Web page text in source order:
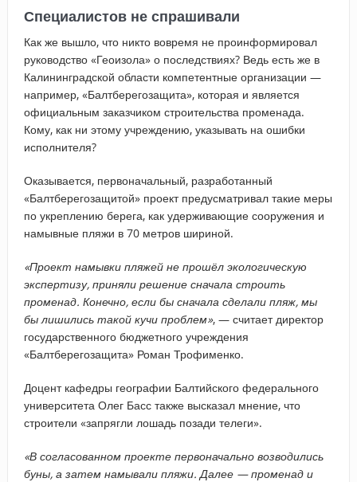
Специалистов не спрашивали
Как же вышло, что никто вовремя не проинформировал
руководство «Геоизола» о последствиях? Ведь есть же в
Калининградской области компетентные организации —
например, «Балтберегозащита», которая и является
официальным заказчиком строительства променада.
Кому, как ни этому учреждению, указывать на ошибки
исполнителя?
Оказывается, первоначальный, разработанный
«Балтберегозащитой» проект предусматривал такие меры
по укреплению берега, как удерживающие сооружения и
намывные пляжи в 70 метров шириной.
«Проект намывки пляжей не прошёл экологическую
экспертизу, приняли решение сначала строить
променад. Конечно, если бы сначала сделали пляж, мы
бы лишились такой кучи проблем», — считает директор
государственного бюджетного учреждения
«Балтберегозащита» Роман Трофименко.
Доцент кафедры географии Балтийского федерального
университета Олег Басс также высказал мнение, что
строители «запрягли лошадь позади телеги».
«В согласованном проекте первоначально возводились
буны, а затем намывали пляжи. Далее — променад и